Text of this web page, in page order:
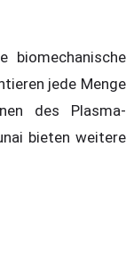
biomechanische
jede Menge
des Plasma-
bieten weitere